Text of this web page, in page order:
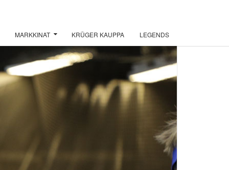
MARKKINAT KRÜGER KAUPPA LEGENDS